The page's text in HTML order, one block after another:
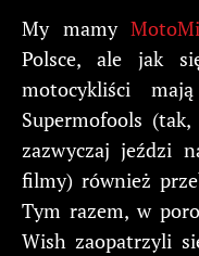
My mamy
Polsce, ale jak
motocykliści
Supermofools
zazwyczaj jeździ
filmy) również
Tym razem, w
Wish zaopatrzyli